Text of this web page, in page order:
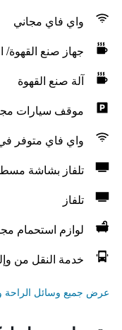
واي فاي مجاني
جهاز صنع القهوة/
آلة صنع القهوة
موقف سيارات
واي فاي متوفر
تلفاز بشاشة
تلفاز
لوازم استحمام
خدمة النقل من
عرض جميع وسائل الراحة